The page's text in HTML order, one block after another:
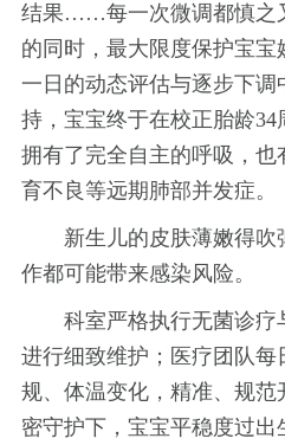
结果……每一次微调都慎之
的同时，最大限度保护宝宝
一日的动态评估与逐步下调
持，宝宝终于在校正胎龄34
拥有了完全自主的呼吸，
育不良等远期肺部并发症。
新生儿的皮肤薄嫩得吹
作都可能带来感染风险。
科室严格执行无菌诊疗
进行细致维护；医疗团队每
规、体温变化，精准、规
密守护下，宝宝平稳度过